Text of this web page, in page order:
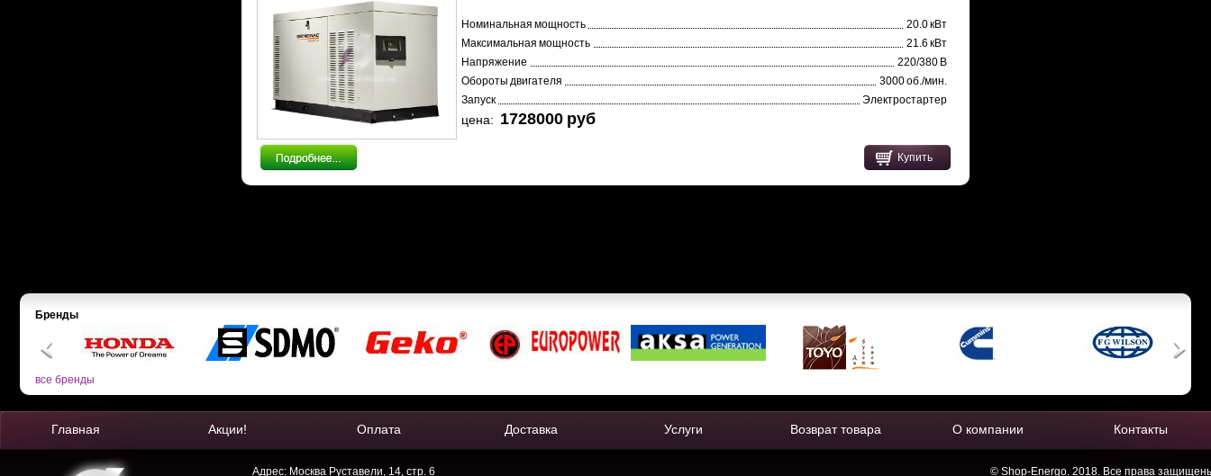
Номинальная мощность
20.0 кВт
Максимальная мощность
21.6 кВт
Напряжение
220/380 В
Обороты двигателя
3000 об./мин.
Запуск
Электростартер
цена: 1728000 pуб
Купить
Бренды
все бренды
Главная Акции! Оплата Доставка Услуги Возврат товара О компании Контакты
Адрес: Москва Руставели, 14, стр. 6 © Shop-Energo. 2018. Все права